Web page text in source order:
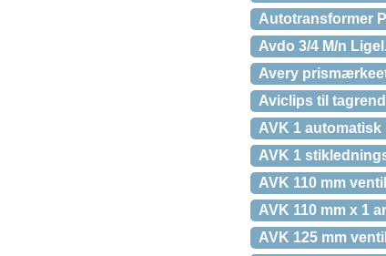
Autotransformer
Avdo 3/4 M/n
Avery
Aviclips til
AVK 1
AVK 1
AVK 110 mm
AVK 110 mm x 1
AVK 125 mm